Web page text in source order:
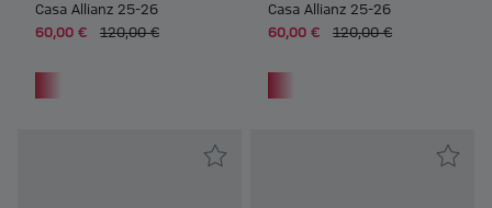
Casa Allianz 25-26
60,00 €
120,00 €
Casa Allianz 25-26
60,00 €
120,00 €
Frauen Unisex Maglia da Donna Casa Allianz 25-26
Frauen Unisex Maglia da